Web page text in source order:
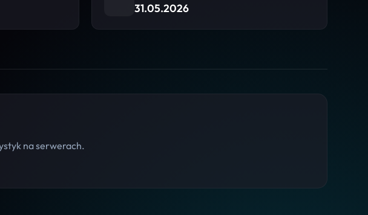
31.05.2026
na serwerach.